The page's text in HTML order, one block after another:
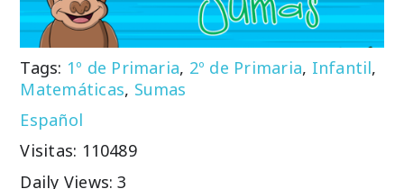
Tags: 1º de Primaria, 2º de Primaria, Infantil,
Matemáticas, Sumas
Español
Visitas: 110489
Daily Views: 3